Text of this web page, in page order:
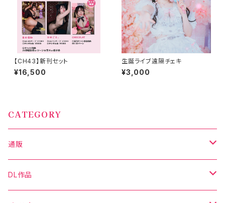
【CH43】新刊セット
¥16,500
生誕ライブ遠隔チェキ
¥3,000
CATEGORY
通販
写真集
DL作品